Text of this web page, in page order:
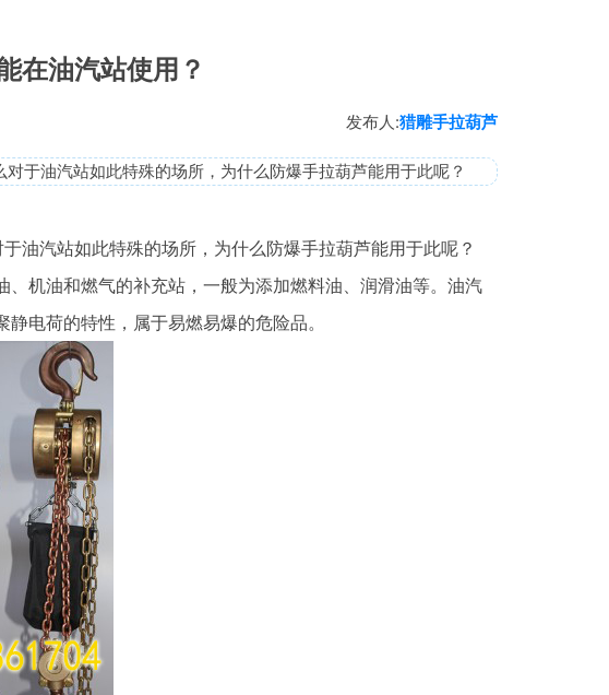
在油汽站使用？
发布人:猎雕手拉葫芦
于油汽站如此特殊的场所，为什么防爆手拉葫芦能用于此呢？
油汽站如此特殊的场所，为什么防爆手拉葫芦能用于此呢？
机油和燃气的补充站，一般为添加燃料油、润滑油等。油汽
电荷的特性，属于易燃易爆的危险品。